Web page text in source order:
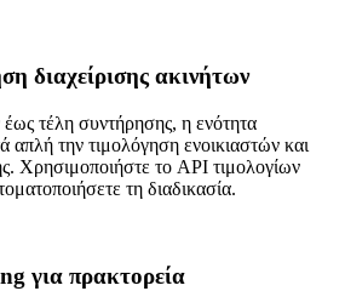
διαχείρισης ακινήτων
έως τέλη συντήρησης, η ενότητα
απλή την τιμολόγηση ενοικιαστών και
Χρησιμοποιήστε το API τιμολογίων
τη διαδικασία.
για πρακτορεία